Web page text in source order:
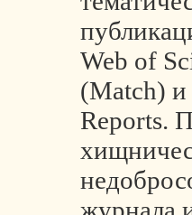
Web of
(Match)
Reports.